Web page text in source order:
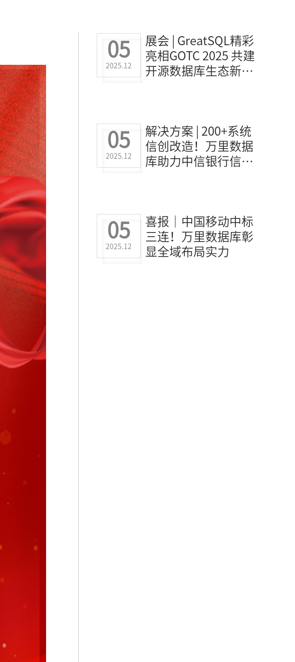
05
2025.12
展会 | GreatSQL精彩
亮相GOTC 2025 共建
开源数据库生态新未
05
2025.12
解决方案 | 200+系统
信创改造！万里数据
库助力中信银行信用
05
2025.12
喜报｜中国移动中标
三连！万里数据库彰
显全域布局实力